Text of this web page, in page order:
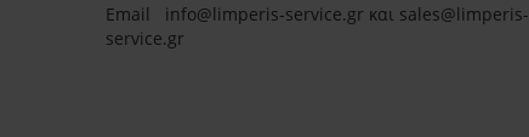
Email info@limperis-service.gr και sales@limperis-
service.gr